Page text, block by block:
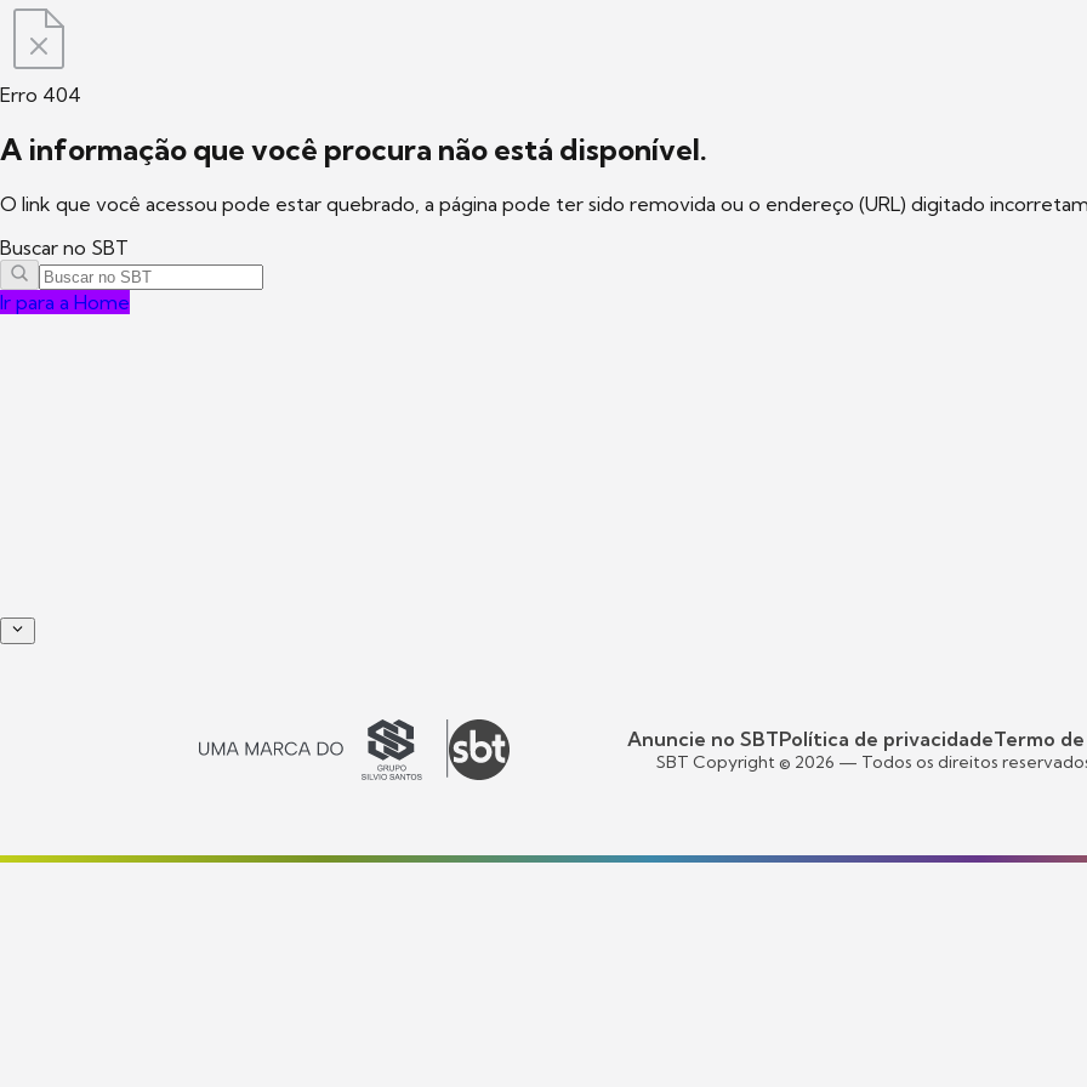
Erro 404
A informação que você procura não está disponível.
O link que você acessou pode estar quebrado, a página pode ter sido removida ou o endereço (URL) digitado
Buscar no SBT
Ir para a Home
Anuncie no SBTPolítica de privacidadeTermo de
SBT Copyright © 2026 — Todos os direitos